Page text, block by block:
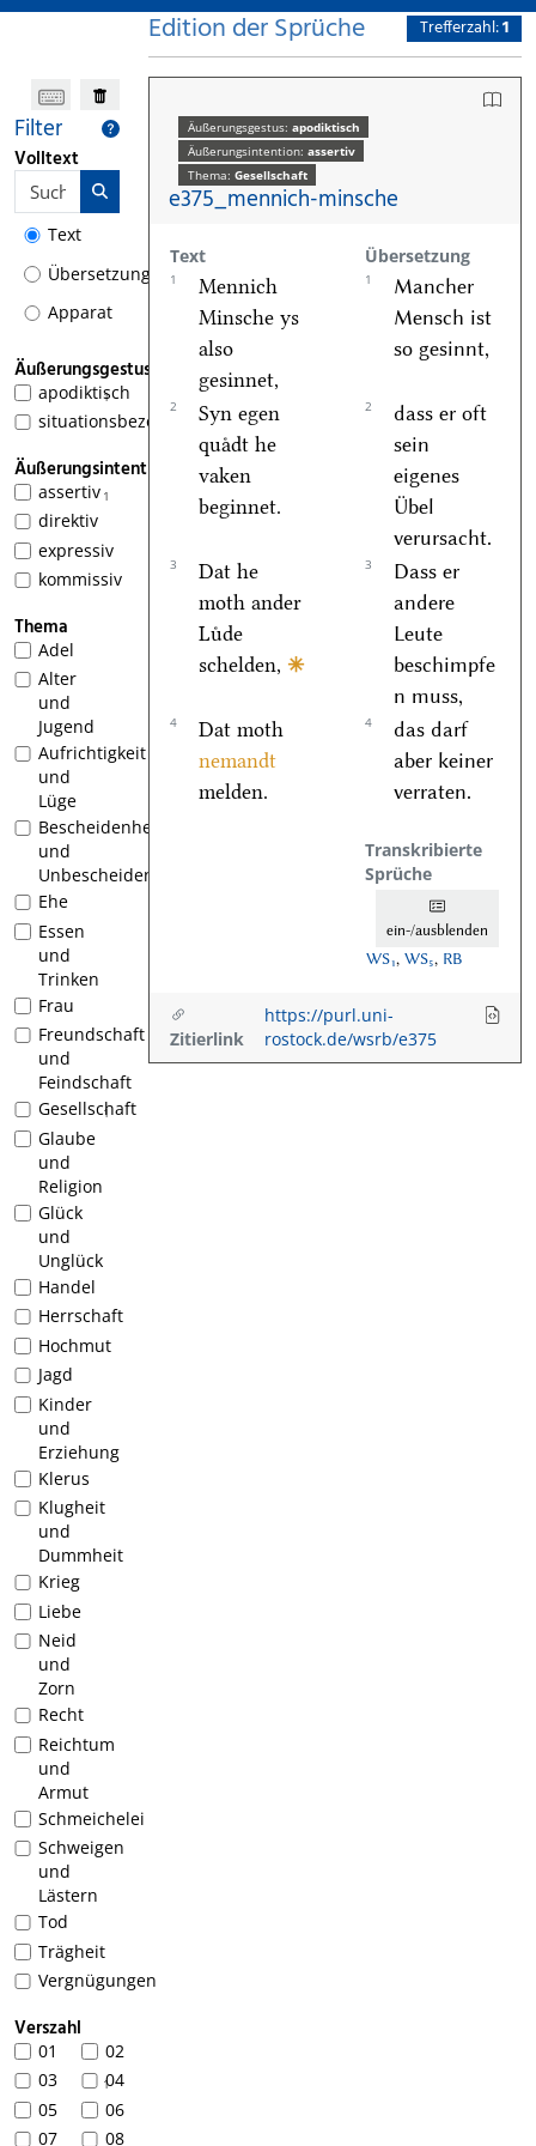
Filter
Volltext
Text
Übersetzung
Apparat
Äußerungsgestus
1
apodiktisch
situationsbezogen
Äußerungsintention
1
assertiv
direktiv
expressiv
kommissiv
Thema
Adel
Alter
und
Jugend
Aufrichtigkeit
und
Lüge
Bescheidenheit
und
Unbescheidenheit
Ehe
Essen
und
Trinken
Frau
Freundschaft
und
Feindschaft
1
Gesellschaft
Glaube
und
Religion
Glück
und
Unglück
Handel
Herrschaft
Hochmut
Jagd
Kinder
und
Erziehung
Klerus
Klugheit
und
Dummheit
Krieg
Liebe
Neid
und
Zorn
Recht
Reichtum
und
Armut
Schmeichelei
Schweigen
und
Lästern
Tod
Trägheit
Vergnügungen
Verszahl
01
02
03
104
05
06
07
08
Edition der Sprüche Trefferzahl:1
Äußerungsgestus: apodiktisch
Äußerungsintention: assertiv
Thema: Gesellschaft
e375_mennich-minsche
Text Übersetzung
1
Mennich
Minsche ys
also
gesinnet,
1
Mancher
Mensch ist
so gesinnt,
2
Syn egen
quaͤdt he
vaken
beginnet.
2
dass er oft
sein
eigenes
Übel
verursacht.
3
Dat he
moth ander
Luͤde
schelden, 🞼
3
Dass er
andere
Leute
beschimpfe
n muss,
4
Dat moth
nemandt
melden.
4
das darf
aber keiner
verraten.
Transkribierte
Sprüche
ein-/ausblenden
WS₁, WS₅, RB
Zitierlink
https://purl.uni-
rostock.de/wsrb/e375